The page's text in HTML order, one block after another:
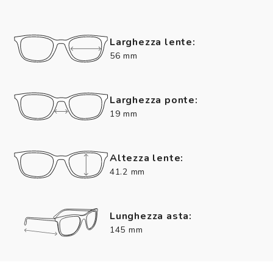
Larghezza lente:
56 mm
Larghezza ponte:
19 mm
Altezza lente:
41.2 mm
Lunghezza asta:
145 mm